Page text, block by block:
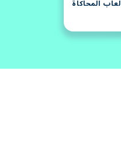
ألعاب المحاكاة